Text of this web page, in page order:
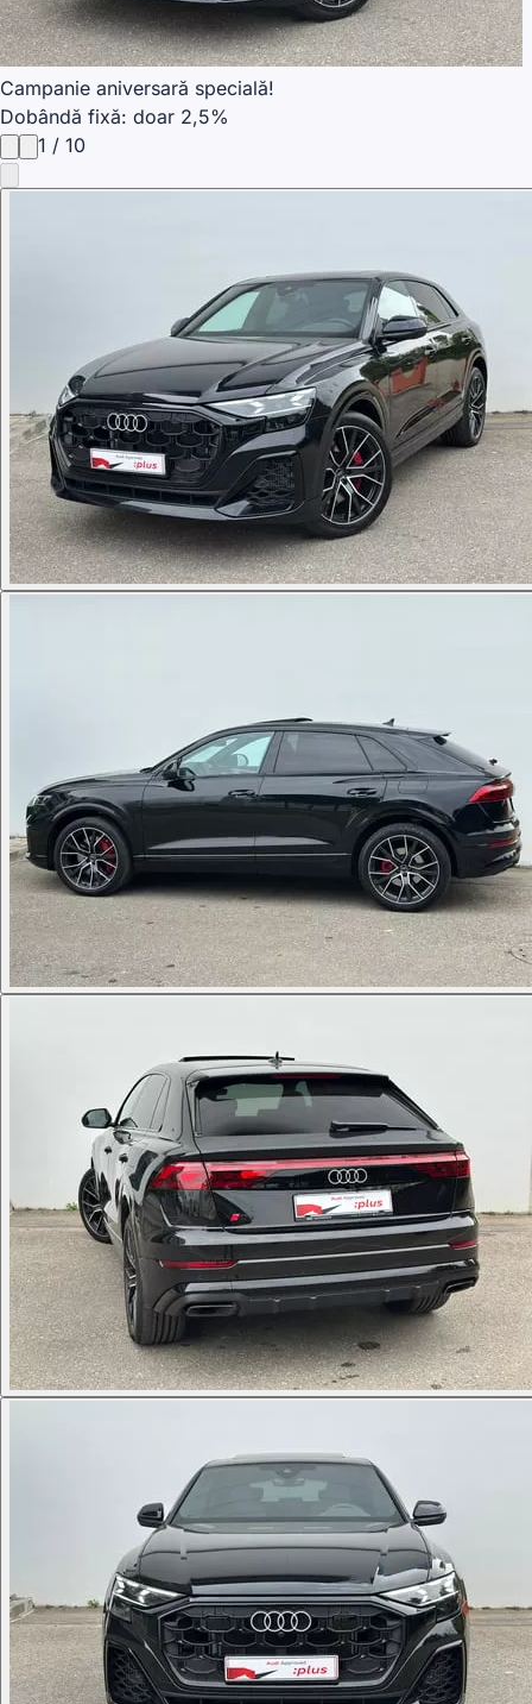
Campanie aniversară specială!
Dobândă fixă: doar 2,5%
1 / 10